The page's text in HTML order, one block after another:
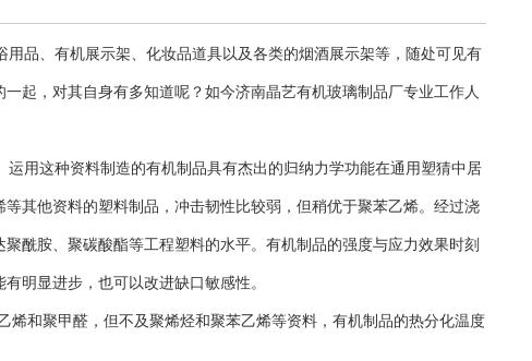
品、有机展示架、化妆品道具以及各类的烟酒展示架等，随处可见有
起，对其自身有多知道呢？如今济南晶艺有机玻璃制品厂专业工作人
用这种资料制造的有机制品具有杰出的归纳力学功能在通用塑猜中居
其他资料的塑料制品，冲击韧性比较弱，但稍优于聚苯乙烯。经过浇
酰胺、聚碳酸酯等工程塑料的水平。有机制品的强度与应力效果时刻
明显进步，也可以改进缺口敏感性。
和聚甲醛，但不及聚烯烃和聚苯乙烯等资料，有机制品的热分化温度